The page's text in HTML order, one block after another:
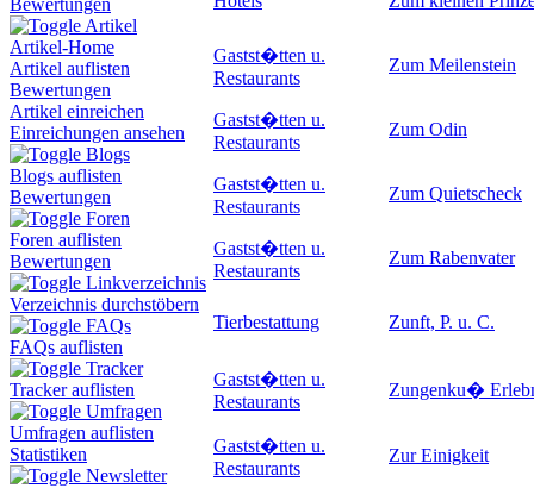
Bewertungen
Artikel
Artikel-Home
Artikel auflisten
Bewertungen
Artikel einreichen
Einreichungen ansehen
Blogs
Blogs auflisten
Bewertungen
Foren
Foren auflisten
Bewertungen
Linkverzeichnis
Verzeichnis durchstöbern
FAQs
FAQs auflisten
Tracker
Tracker auflisten
Umfragen
Umfragen auflisten
Statistiken
Newsletter
Gastst�tten u.
Restaurants
Zum Meilenstein
Gastst�tten u.
Restaurants
Zum Odin
Gastst�tten u.
Restaurants
Zum Quietscheck
Gastst�tten u.
Restaurants
Zum Rabenvater
Tierbestattung Zunft, P. u. C.
Gastst�tten u.
Restaurants
Zungenku�
Gastst�tten u.
Restaurants
Zur Einigkeit